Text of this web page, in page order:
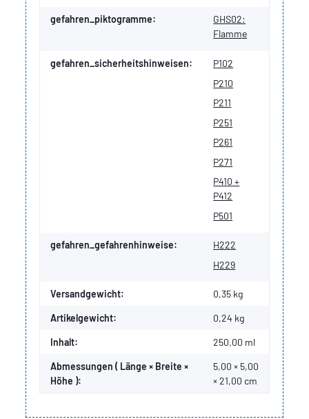
gefahren_piktogramme:
GHS02:
Flamme
gefahren_sicherheitshinweisen:
P102
P210
P211
P251
P261
P271
P410 +
P412
P501
gefahren_gefahrenhinweise:
H222
H229
Versandgewicht: 0,35 kg
Artikelgewicht: 0,24 kg
Inhalt: 250,00 ml
Abmessungen ( Länge × Breite ×
Höhe ):
5,00 × 5,00
× 21,00 cm